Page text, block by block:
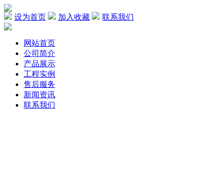
设为首页 加入收藏 联系我们
网站首页
公司简介
产品展示
工程实例
售后服务
新闻资讯
联系我们